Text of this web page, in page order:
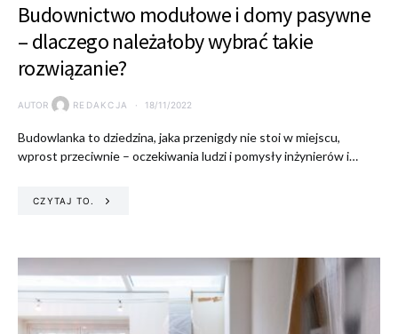
Budownictwo modułowe i domy pasywne
– dlaczego należałoby wybrać takie
rozwiązanie?
AUTOR REDAKCJA 18/11/2022
Budowlanka to dziedzina, jaka przenigdy nie stoi w miejscu,
wprost przeciwnie – oczekiwania ludzi i pomysły inżynierów i…
CZYTAJ TO.